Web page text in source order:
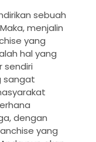
sebuah
menjalin
yang
hal yang
sendiri
sangat
dengan
yang